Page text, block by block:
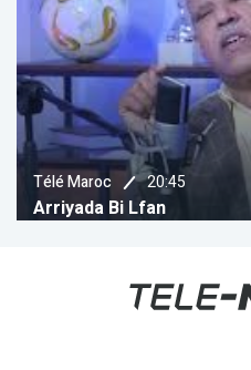
20:45